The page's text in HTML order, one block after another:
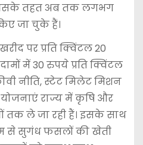
तहत अब तक लगभग
जा चुके हैं।
पर प्रति क्विंटल 20
में 30 रुपये प्रति क्विंटल
नीति, स्टेट मिलेट मिशन
राज्य में कृषि और
तक ले जा रही हैं। इसके साथ
से सुगंध फसलों की खेती